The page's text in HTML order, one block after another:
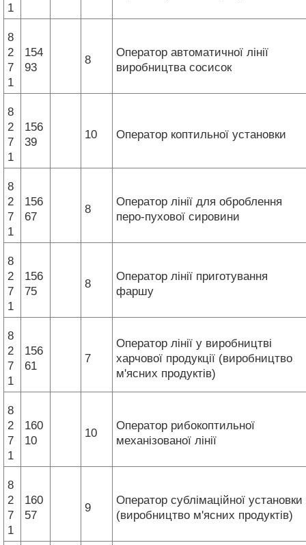
1
8
2
7
1
154
93
8
Оператор автоматичної лінії
виробництва сосисок
8
2
7
1
156
39
10 Оператор коптильної установки
8
2
7
1
156
67
8
Оператор лінії для оброблення
перо-пухової сировини
8
2
7
1
156
75
8
Оператор лінії приготування
фаршу
8
2
7
1
156
61
7
Оператор лінії у виробництві
харчової продукції (виробництво
м'ясних продуктів)
8
2
7
1
160
10
10
Оператор рибокоптильної
механізованої лінії
8
2
7
1
160
57
9
Оператор сублімаційної установки
(виробництво м'ясних продуктів)